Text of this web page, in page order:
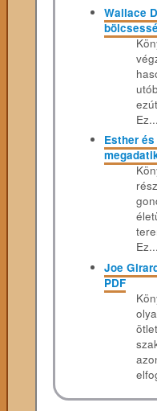
Wallace
Ez...
Esther
Ez...
Joe
PDF